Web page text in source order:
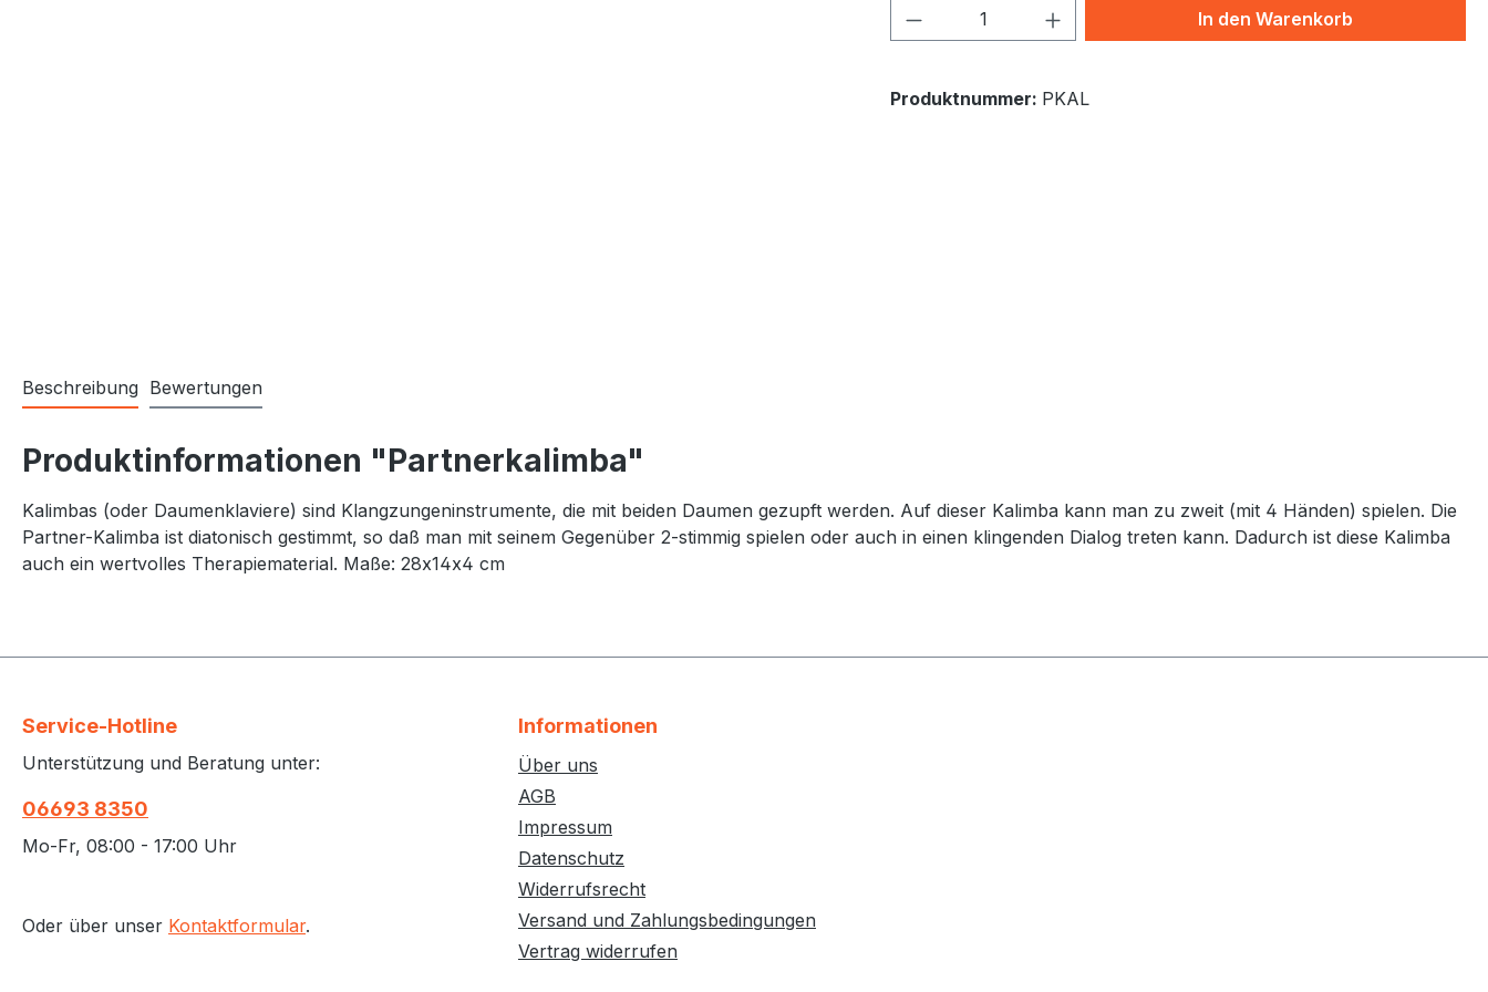
Produkt Anzahl: Gib den gewünschten Wert
In den Warenkorb
Produktnummer: PKAL
Beschreibung Bewertungen
Produktinformationen "Partnerkalimba"
Kalimbas (oder Daumenklaviere) sind Klangzungeninstrumente, die mit beiden Daumen gezupft werden. Auf dieser Kalimba kann man zu zweit (mit 4 Händen) spielen. Die
Partner-Kalimba ist diatonisch gestimmt, so daß man mit seinem Gegenüber 2-stimmig spielen oder auch in einen klingenden Dialog treten kann. Dadurch ist diese Kalimba
auch ein wertvolles Therapiematerial. Maße: 28x14x4 cm
Service-Hotline
Unterstützung und Beratung unter:
06693 8350
Mo-Fr, 08:00 - 17:00 Uhr
Oder über unser Kontaktformular.
Informationen
Über uns
AGB
Impressum
Datenschutz
Widerrufsrecht
Versand und Zahlungsbedingungen
Vertrag widerrufen